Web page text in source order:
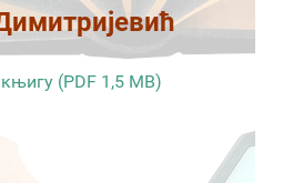
(PDF 1,5 MB)